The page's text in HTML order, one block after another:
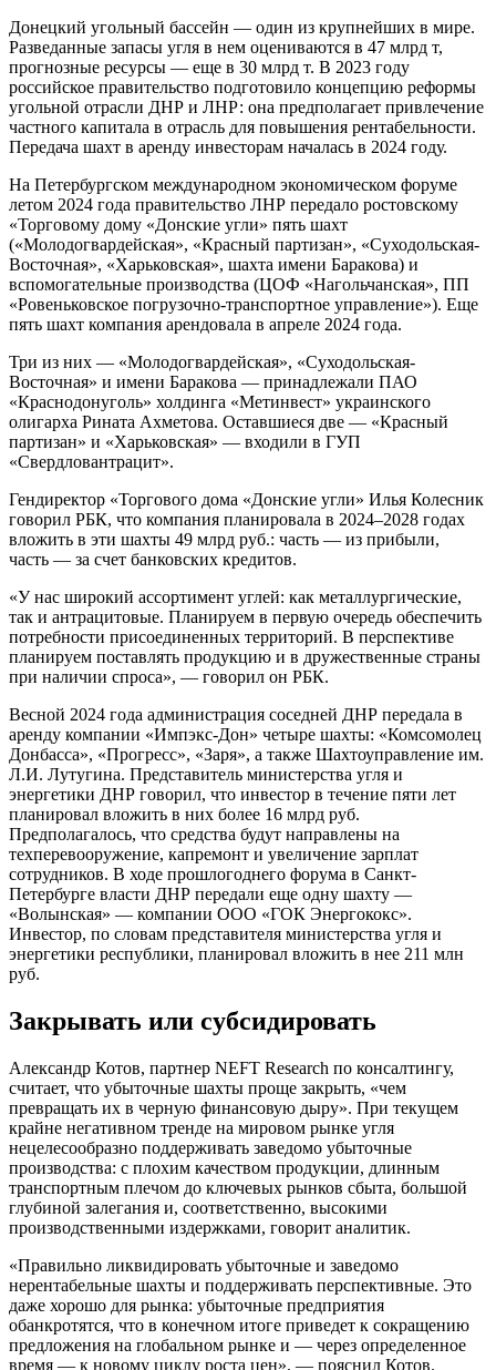
Донецкий угольный бассейн — один из крупнейших в мире.
Разведанные запасы угля в нем оцениваются в 47 млрд т,
прогнозные ресурсы — еще в 30 млрд т. В 2023 году
российское правительство подготовило концепцию реформы
угольной отрасли ДНР и ЛНР: она предполагает привлечение
частного капитала в отрасль для повышения рентабельности.
Передача шахт в аренду инвесторам началась в 2024 году.
На Петербургском международном экономическом форуме
летом 2024 года правительство ЛНР передало ростовскому
«Торговому дому «Донские угли» пять шахт
(«Молодогвардейская», «Красный партизан», «Суходольская-
Восточная», «Харьковская», шахта имени Баракова) и
вспомогательные производства (ЦОФ «Нагольчанская», ПП
«Ровеньковское погрузочно-транспортное управление»). Еще
пять шахт компания арендовала в апреле 2024 года.
Три из них — «Молодогвардейская», «Суходольская-
Восточная» и имени Баракова — принадлежали ПАО
«Краснодонуголь» холдинга «Метинвест» украинского
олигарха Рината Ахметова. Оставшиеся две — «Красный
партизан» и «Харьковская» — входили в ГУП
«Свердловантрацит».
Гендиректор «Торгового дома «Донские угли» Илья Колесник
говорил РБК, что компания планировала в 2024–2028 годах
вложить в эти шахты 49 млрд руб.: часть — из прибыли,
часть — за счет банковских кредитов.
«У нас широкий ассортимент углей: как металлургические,
так и антрацитовые. Планируем в первую очередь обеспечить
потребности присоединенных территорий. В перспективе
планируем поставлять продукцию и в дружественные страны
при наличии спроса», — говорил он РБК.
Весной 2024 года администрация соседней ДНР передала в
аренду компании «Импэкс-Дон» четыре шахты: «Комсомолец
Донбасса», «Прогресс», «Заря», а также Шахтоуправление им.
Л.И. Лутугина. Представитель министерства угля и
энергетики ДНР говорил, что инвестор в течение пяти лет
планировал вложить в них более 16 млрд руб.
Предполагалось, что средства будут направлены на
техперевооружение, капремонт и увеличение зарплат
сотрудников. В ходе прошлогоднего форума в Санкт-
Петербурге власти ДНР передали еще одну шахту —
«Волынская» — компании ООО «ГОК Энергококс».
Инвестор, по словам представителя министерства угля и
энергетики республики, планировал вложить в нее 211 млн
руб.
Закрывать или субсидировать
Александр Котов, партнер NEFT Research по консалтингу,
считает, что убыточные шахты проще закрыть, «чем
превращать их в черную финансовую дыру». При текущем
крайне негативном тренде на мировом рынке угля
нецелесообразно поддерживать заведомо убыточные
производства: с плохим качеством продукции, длинным
транспортным плечом до ключевых рынков сбыта, большой
глубиной залегания и, соответственно, высокими
производственными издержками, говорит аналитик.
«Правильно ликвидировать убыточные и заведомо
нерентабельные шахты и поддерживать перспективные. Это
даже хорошо для рынка: убыточные предприятия
обанкротятся, что в конечном итоге приведет к сокращению
предложения на глобальном рынке и — через определенное
время — к новому циклу роста цен», — пояснил Котов.